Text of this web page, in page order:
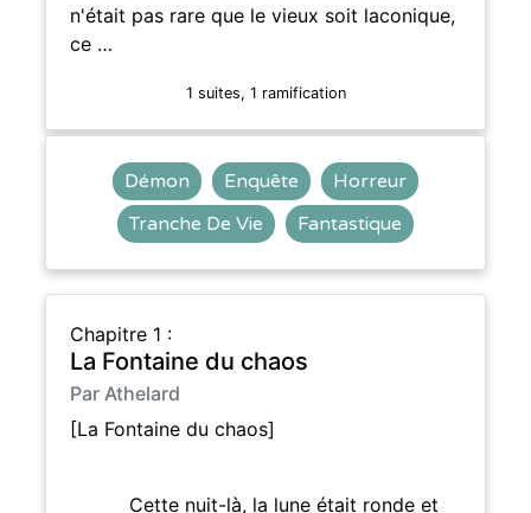
n'était pas rare que le vieux soit laconique,
ce …
1 suites, 1 ramification
Démon Enquête
Horreur
Tranche De Vie
Fantastique
Chapitre 1 :
La Fontaine du chaos
Par Athelard
[La Fontaine du chaos]
Cette nuit-là, la lune était ronde et